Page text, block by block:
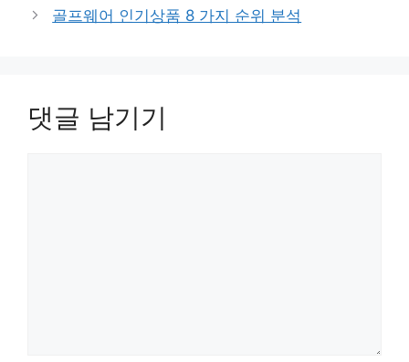
골프웨어 인기상품 8 가지 순위 분석
댓글 남기기